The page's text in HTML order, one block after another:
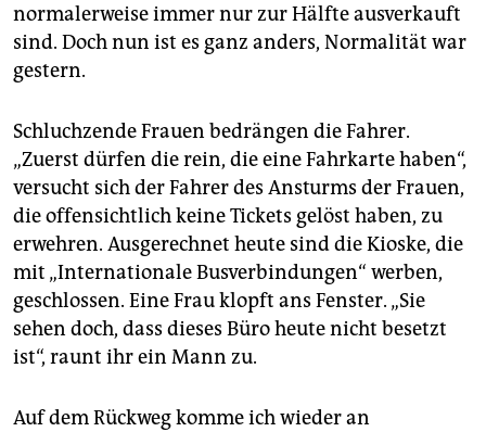
normalerweise immer nur zur Hälfte ausverkauft
sind. Doch nun ist es ganz anders, Normalität war
gestern.
Schluchzende Frauen bedrängen die Fahrer.
„Zuerst dürfen die rein, die eine Fahrkarte haben“,
versucht sich der Fahrer des Ansturms der Frauen,
die offensichtlich keine Tickets gelöst haben, zu
erwehren. Ausgerechnet heute sind die Kioske, die
mit „Internationale Busverbindungen“ werben,
geschlossen. Eine Frau klopft ans Fenster. „Sie
sehen doch, dass dieses Büro heute nicht besetzt
ist“, raunt ihr ein Mann zu.
Auf dem Rückweg komme ich wieder an